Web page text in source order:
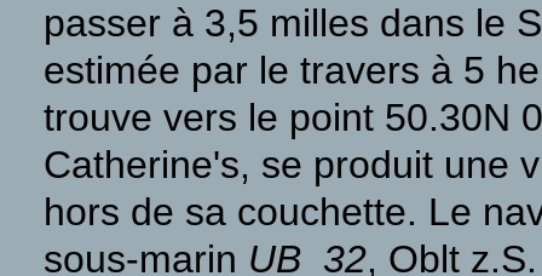
passer à 3,5 milles dans le
estimée par le travers à 5
trouve vers le point 50.30N
Catherine's, se produit une
hors de sa couchette. Le
sous-marin UB 32, Oblt